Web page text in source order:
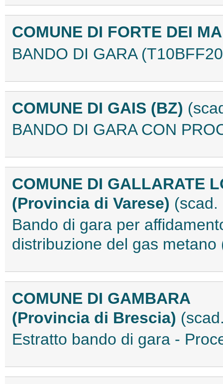
COMUNE DI FORTE DEI
BANDO DI GARA
COMUNE DI GAIS (BZ)
BANDO DI GARA CON
COMUNE DI GALLARATE
(Provincia di Varese)
Bando di gara per
distribuzione del gas
COMUNE DI GAMBARA
(Provincia di Brescia)
Estratto bando di gara -